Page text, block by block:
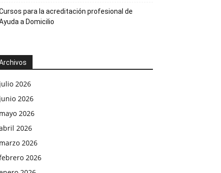
para la acreditación profesional de
a Domicilio
julio 2026
junio 2026
mayo 2026
2026
marzo 2026
2026